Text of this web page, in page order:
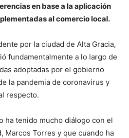
en base a la aplicación
al comercio local.
por la ciudad de Alta Gracia,
fundamentalmente a lo largo de
adoptadas por el gobierno
la pandemia de coronavirus y
respecto.
ha tenido mucho diálogo con el
Marcos Torres y que cuando ha